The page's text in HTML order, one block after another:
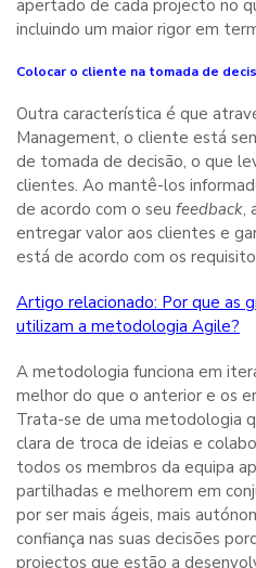
apertado de cada projecto no
incluindo um maior rigor em
Colocar o cliente na tomada de
Outra característica é que
Management, o cliente está
de tomada de decisão, o que
clientes. Ao mantê-los
de acordo com o seu feedback,
entregar valor aos clientes e
está de acordo com os
Artigo relacionado: Por que as
utilizam a metodologia Agile?
A metodologia funciona em
melhor do que o anterior e os
Trata-se de uma metodologia
clara de troca de ideias e
todos os membros da equipa
partilhadas e melhorem em
por ser mais ágeis, mais
confiança nas suas decisões
projectos que estão a